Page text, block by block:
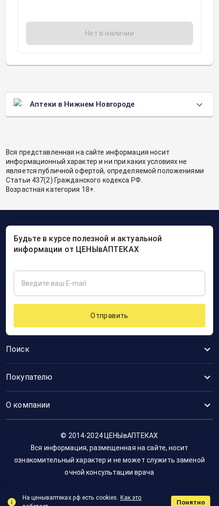
Нет в наличии
Аптеки в Нижнем Новгороде
Вся представленная на сайте информация носит
информационный характер и ни при каких условиях не
является публичной офертой, определяемой положениями
Статьи 437(2) Гражданского кодекса РФ.
Возрастная категория 18+.
Поиск
Покупателю
О компании
Будьте в курсе полезной и актуальной
информации от ЦЕНЫвАПТЕКАХ
Отправить
© 2014-2024 ЦЕНЫвАПТЕКАХ
Вся информация, размещенная на сайте, носит
ознакомительный характер и не может служить заменой
очной консультации врача
На ценываптеках.рф есть cookies. Как это
Понятно